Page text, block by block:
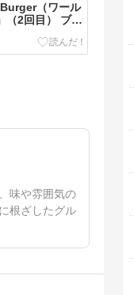
（ワール
（2回目） ブル
な風味が食欲を
ンバーガー！！
味や雰囲気の
根ざしたグル